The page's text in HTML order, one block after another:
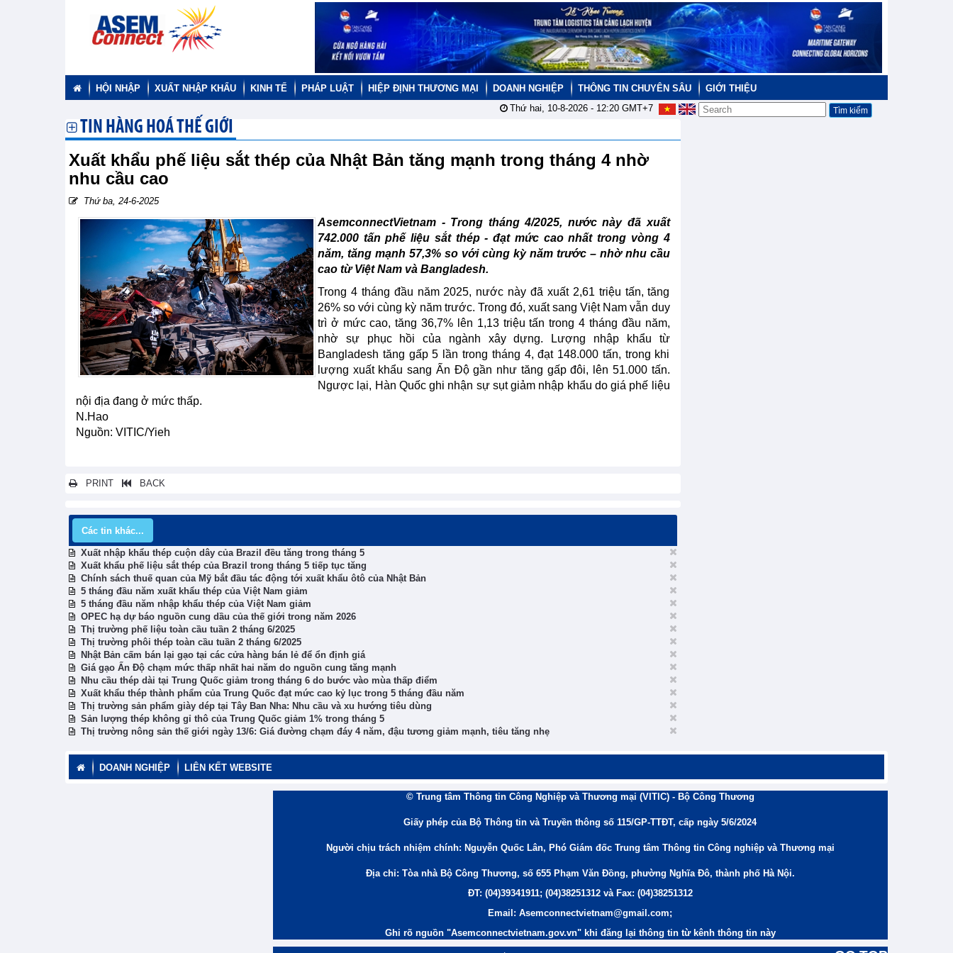
HỘI NHẬP XUẤT NHẬP KHẨU KINH TẾ PHÁP LUẬT HIỆP ĐỊNH THƯƠNG MẠI DOANH NGHIỆP THÔNG TIN CHUYÊN SÂU
GIỚI THIỆU
Thứ hai, 10-8-2026 - 12:20GMT+7
TIN HÀNG HOÁ THẾ GIỚI
Xuất khẩu phế liệu sắt thép của Nhật Bản tăng mạnh trong tháng 4 nhờ
nhu cầu cao
Thứ ba, 24-6-2025
AsemconnectVietnam - Trong tháng 4/2025, nước này đã xuất
742.000 tấn phế liệu sắt thép - đạt mức cao nhất trong vòng 4
năm, tăng mạnh 57,3% so với cùng kỳ năm trước – nhờ nhu cầu
cao từ Việt Nam và Bangladesh.
Trong 4 tháng đầu năm 2025, nước này đã xuất 2,61 triệu tấn, tăng
26% so với cùng kỳ năm trước. Trong đó, xuất sang Việt Nam vẫn duy
trì ở mức cao, tăng 36,7% lên 1,13 triệu tấn trong 4 tháng đầu năm,
nhờ sự phục hồi của ngành xây dựng. Lượng nhập khẩu từ
Bangladesh tăng gấp 5 lần trong tháng 4, đạt 148.000 tấn, trong khi
lượng xuất khẩu sang Ấn Độ gần như tăng gấp đôi, lên 51.000 tấn.
Ngược lại, Hàn Quốc ghi nhận sự sụt giảm nhập khẩu do giá phế liệu
nội địa đang ở mức thấp.
N.Hao
Nguồn: VITIC/Yieh
PRINT BACK
Các tin khác...
Xuất nhập khẩu thép cuộn dây của Brazil đều tăng trong tháng 5
Xuất khẩu phế liệu sắt thép của Brazil trong tháng 5 tiếp tục tăng
Chính sách thuế quan của Mỹ bắt đầu tác động tới xuất khẩu ôtô của Nhật Bản
5 tháng đầu năm xuất khẩu thép của Việt Nam giảm
5 tháng đầu năm nhập khẩu thép của Việt Nam giảm
OPEC hạ dự báo nguồn cung dầu của thế giới trong năm 2026
Thị trường phế liệu toàn cầu tuần 2 tháng 6/2025
Thị trường phôi thép toàn cầu tuần 2 tháng 6/2025
Nhật Bản cấm bán lại gạo tại các cửa hàng bán lẻ để ổn định giá
Giá gạo Ấn Độ chạm mức thấp nhất hai năm do nguồn cung tăng mạnh
Nhu cầu thép dài tại Trung Quốc giảm trong tháng 6 do bước vào mùa thấp điểm
Xuất khẩu thép thành phẩm của Trung Quốc đạt mức cao kỷ lục trong 5 tháng đầu năm
Thị trường sản phẩm giày dép tại Tây Ban Nha: Nhu cầu và xu hướng tiêu dùng
Sản lượng thép không gỉ thô của Trung Quốc giảm 1% trong tháng 5
Thị trường nông sản thế giới ngày 13/6: Giá đường chạm đáy 4 năm, đậu tương giảm mạnh, tiêu tăng nhẹ
DOANH NGHIỆP LIÊN KẾT WEBSITE
© Trung tâm Thông tin Công Nghiệp và Thương mại (VITIC) - Bộ Công Thương
Giấy phép của Bộ Thông tin và Truyền thông số 115/GP-TTĐT, cấp ngày 5/6/2024
Người chịu trách nhiệm chính: Nguyễn Quốc Lân, Phó Giám đốc Trung tâm Thông tin Công nghiệp và Thương mại
Địa chỉ: Tòa nhà Bộ Công Thương, số 655 Phạm Văn Đồng, phường Nghĩa Đô, thành phố Hà Nội.
ĐT: (04)39341911; (04)38251312 và Fax: (04)38251312
Email: Asemconnectvietnam@gmail.com;
Ghi rõ nguồn "Asemconnectvietnam.gov.vn" khi đăng lại thông tin từ kênh thông tin này